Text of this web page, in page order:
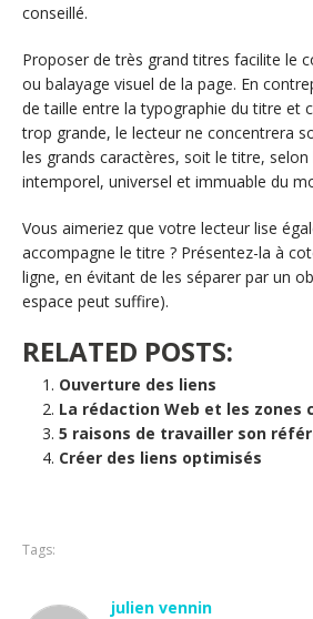
conseillé.
Proposer de très grand titres facilite le
ou balayage visuel de la page. En
de taille entre la typographie du titre et
trop grande, le lecteur ne concentrera
les grands caractères, soit le titre,
intemporel, universel et immuable du
Vous aimeriez que votre lecteur lise
accompagne le titre ? Présentez-la à
ligne, en évitant de les séparer par un
espace peut suffire).
RELATED POSTS:
Ouverture des liens
La rédaction Web et les zones
5 raisons de travailler son
Créer des liens optimisés
Tags:
julien vennin